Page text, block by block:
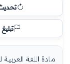
تبليغ
مادة اللغة